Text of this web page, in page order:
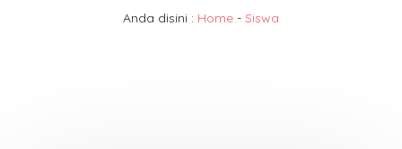
Anda disini : Home - Siswa